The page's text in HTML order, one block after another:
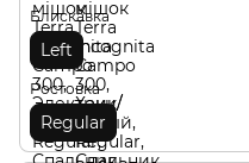
Блискавка
Left
Ростовка
Regular